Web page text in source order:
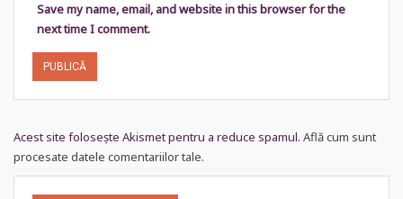
Save my name, email, and website in this browser for the
next time I comment.
Acest site folosește Akismet pentru a reduce spamul. Află cum sunt
procesate datele comentariilor tale.